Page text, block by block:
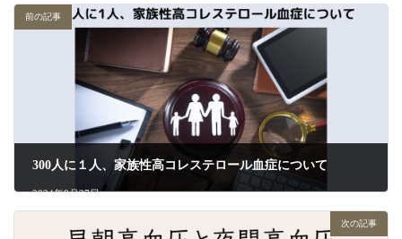
前の記事
300人に１人、家族性高コレステロール血症について
2024年8月27日
次の記事